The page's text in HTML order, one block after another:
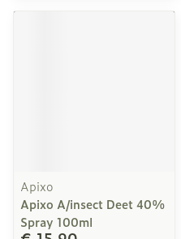
Apixo
Apixo A/insect Deet 40%
Spray 100ml